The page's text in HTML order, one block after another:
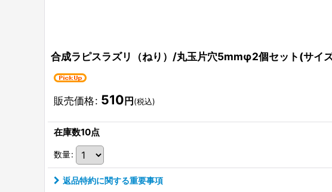
合成ラピスラズリ（ねり）/丸玉片穴5mmφ2個セット(サイ
販売価格: 510 円 (税込)
在庫数10点
数量:
返品特約に関する重要事項